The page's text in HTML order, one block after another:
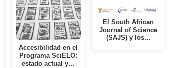
Accesibilidad en el
Programa SciELO:
estado actual y…
El South African
Journal of Science
(SAJS) y los…